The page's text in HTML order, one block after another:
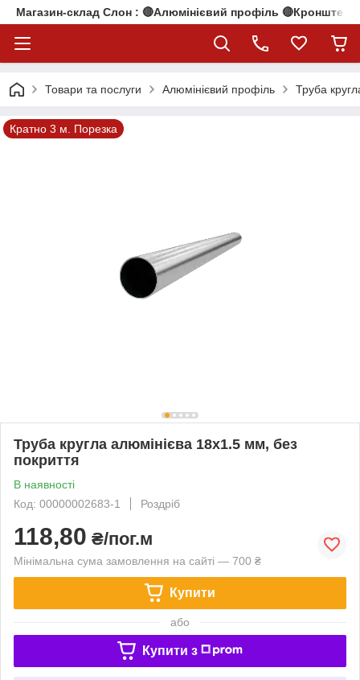
Магазин-склад Слон : 🔴Алюмінієвий профіль
Товари та послуги Алюмінієвий профіль Труба
Кратно 3 м. Порезка
Труба кругла алюмінієва 18х1.5 мм, без
покриття
В наявності
Код: 00000002683-1
Роздріб
118,80 ₴/пог.м
Мінімальна сума замовлення на сайті — 700 ₴
Купити
або
Купити з